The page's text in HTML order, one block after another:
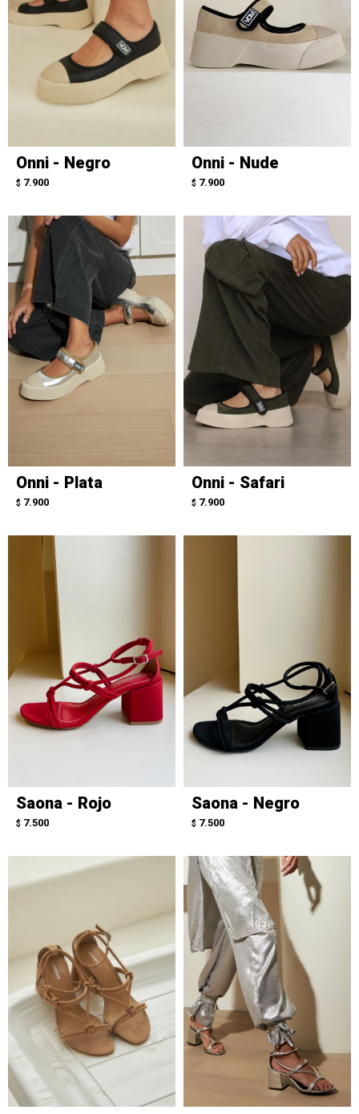
Onni - Negro
$ 7.900
Onni - Nude
$ 7.900
Onni - Plata
$ 7.900
Onni - Safari
$ 7.900
Saona - Rojo
$ 7.500
Saona - Negro
$ 7.500